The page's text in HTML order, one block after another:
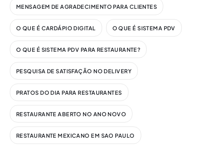
MENSAGEM DE AGRADECIMENTO PARA CLIENTES
O QUE É CARDÁPIO DIGITAL O QUE É SISTEMA PDV
O QUE É SISTEMA PDV PARA RESTAURANTE?
PESQUISA DE SATISFAÇÃO NO DELIVERY
PRATOS DO DIA PARA RESTAURANTES
RESTAURANTE ABERTO NO ANO NOVO
RESTAURANTE MEXICANO EM SAO PAULO